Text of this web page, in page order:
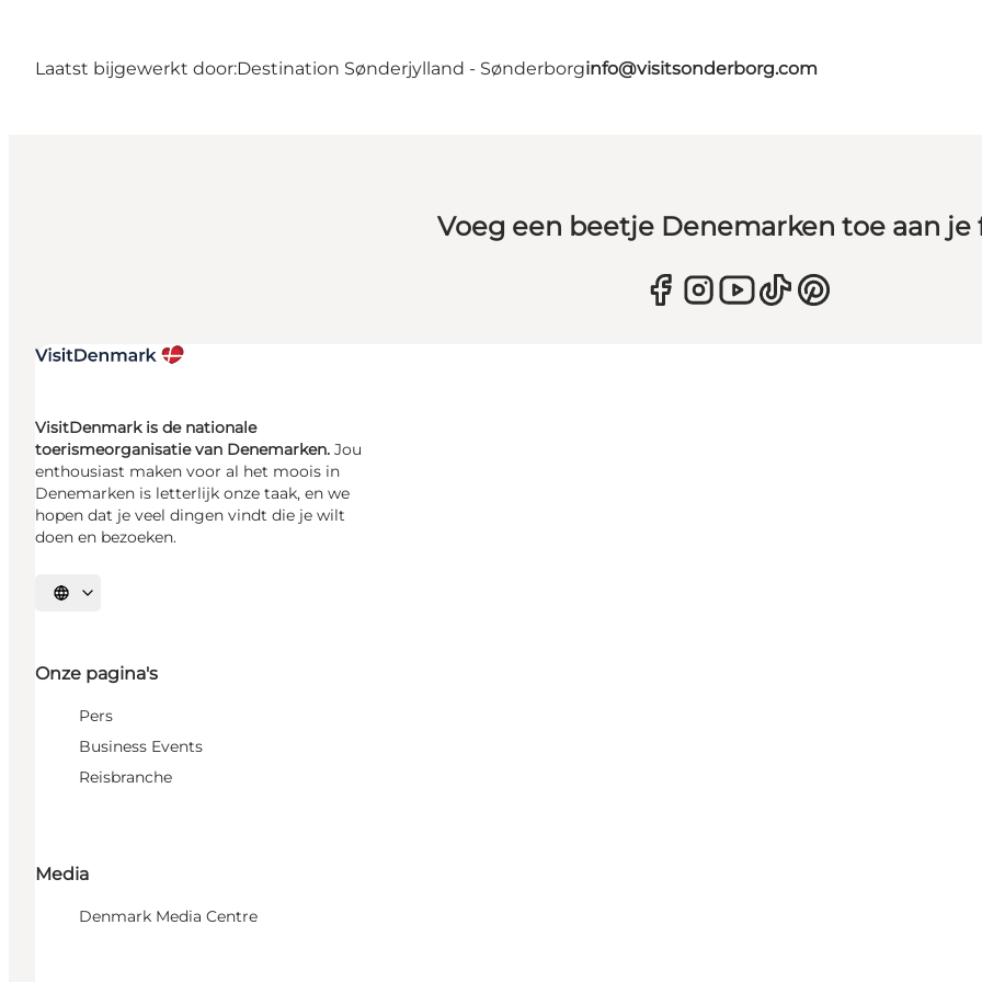
Laatst bijgewerkt door:Destination Sønderjylland - Sønderborginfo@visitsonderborg.com
Voeg een beetje Denemarken toe aan je
VisitDenmark is de nationale
toerismeorganisatie van Denemarken. Jou
enthousiast maken voor al het moois in
Denemarken is letterlijk onze taak, en we
hopen dat je veel dingen vindt die je wilt
doen en bezoeken.
Selecteer taal
Onze pagina's
Pers
Business Events
Reisbranche
Media
Denmark Media Centre